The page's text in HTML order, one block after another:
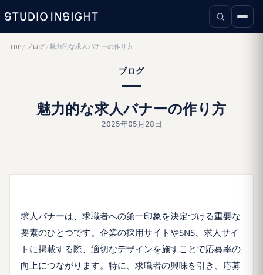
TOP /ブログ/魅力的な求人バナーの作り方
ブログ
魅力的な求人バナーの作り方
2025年05月28日
求人バナーは、求職者への第一印象を決定づける重要な
要素のひとつです。企業の採用サイトやSNS、求人サイ
トに掲載する際、適切なデザインを施すことで応募率の
向上につながります。特に、求職者の興味を引き、応募